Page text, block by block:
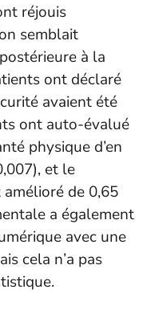
réjouis
semblait
à la
ont déclaré
avaient été
ont auto-évalué
physique d’en
et le
de 0,65
a également
avec une
cela n’a pas